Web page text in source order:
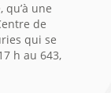
une
de
qui se
h au 643,